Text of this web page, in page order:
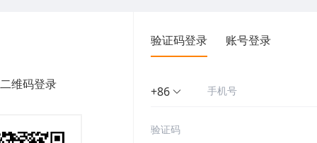
维码登录
验证码登录 账号登录
+86